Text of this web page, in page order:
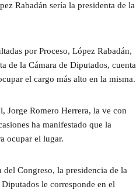
Rabadán sería la presidenta de la
por Proceso, López Rabadán,
de la Cámara de Diputados, cuenta
el cargo más alto en la misma.
Jorge Romero Herrera, la ve con
ha manifestado que la
ocupar el lugar.
Congreso, la presidencia de la
le corresponde en el